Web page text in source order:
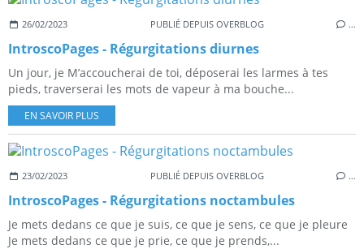
26/02/2023 PUBLIÉ DEPUIS OVERBLOG …
IntroscoPages - Régurgitations diurnes
Un jour, je M’accoucherai de toi, déposerai les larmes à tes
pieds, traverserai les mots de vapeur à ma bouche...
EN SAVOIR PLUS
23/02/2023 PUBLIÉ DEPUIS OVERBLOG …
IntroscoPages - Régurgitations noctambules
Je mets dedans ce que je suis, ce que je sens, ce que je pleure
Je mets dedans ce que je prie, ce que je prends,...